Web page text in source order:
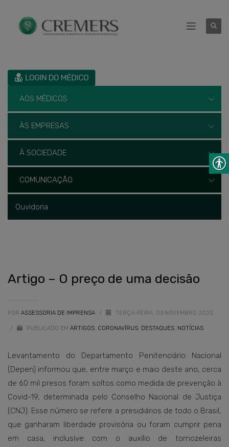
AOS MÉDICOS
ÀS EMPRESAS
À SOCIEDADE
COMUNICAÇÃO
Ouvidoria
Artigo – O preço de uma decisão
POR ASSESSORIA DE IMPRENSA / TERÇA-FEIRA, 03 NOVEMBRO 2020
/ PUBLICADO EM ARTIGOS, CORONAVÍRUS, DESTAQUES, NOTÍCIAS
Levantamento do Departamento Penitenciário Nacional
(Depen) informou que, entre março e maio deste ano, cerca
de 60 mil presos foram soltos como medida de prevenção à
Covid-19, determinada pelo Conselho Nacional de Justiça
(CNJ). Esse número se refere a presidiários de todo o Brasil,
que ganharam liberdade provisória ou foram cumprir pena
em casa, inclusive com o auxílio de tornozeleiras